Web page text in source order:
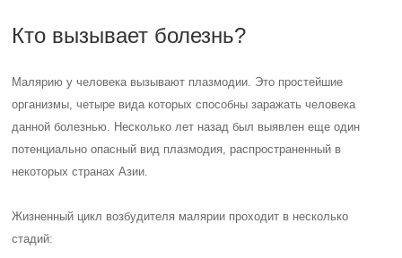
Кто вызывает болезнь?
Малярию у человека вызывают плазмодии. Это простейшие
организмы, четыре вида которых способны заражать человека
данной болезнью. Несколько лет назад был выявлен еще один
потенциально опасный вид плазмодия, распространенный в
некоторых странах Азии.
Жизненный цикл возбудителя малярии проходит в несколько
стадий: